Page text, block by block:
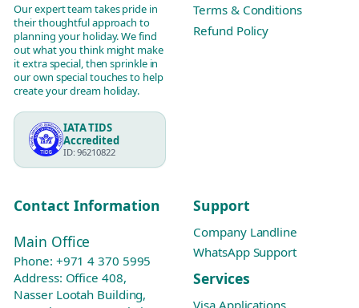
Our expert team takes pride in
their thoughtful approach to
planning your holiday. We find
out what you think might make
it extra special, then sprinkle in
our own special touches to help
create your dream holiday.
IATA TIDS
Accredited
ID: 96210822
Terms & Conditions
Refund Policy
Contact Information
Main Office
Phone: +971 4 370 5995
Address: Office 408,
Nasser Lootah Building,
Support
Company Landline
WhatsApp Support
Services
Visa Applications